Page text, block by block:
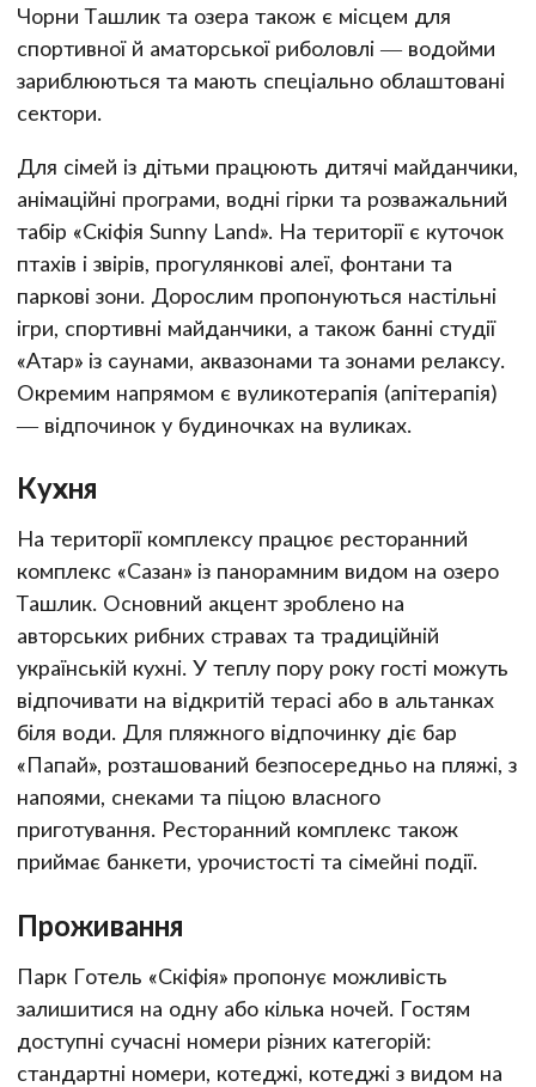
Чорни Ташлик та озера також є місцем для
спортивної й аматорської риболовлі — водойми
зариблюються та мають спеціально облаштовані
сектори.
Для сімей із дітьми працюють дитячі майданчики,
анімаційні програми, водні гірки та розважальний
табір «Скіфія Sunny Land». На території є куточок
птахів і звірів, прогулянкові алеї, фонтани та
паркові зони. Дорослим пропонуються настільні
ігри, спортивні майданчики, а також банні студії
«Атар» із саунами, аквазонами та зонами релаксу.
Окремим напрямом є вуликотерапія (апітерапія)
— відпочинок у будиночках на вуликах.
Кухня
На території комплексу працює ресторанний
комплекс «Сазан» із панорамним видом на озеро
Ташлик. Основний акцент зроблено на
авторських рибних стравах та традиційній
українській кухні. У теплу пору року гості можуть
відпочивати на відкритій терасі або в альтанках
біля води. Для пляжного відпочинку діє бар
«Папай», розташований безпосередньо на пляжі, з
напоями, снеками та піцою власного
приготування. Ресторанний комплекс також
приймає банкети, урочистості та сімейні події.
Проживання
Парк Готель «Скіфія» пропонує можливість
залишитися на одну або кілька ночей. Гостям
доступні сучасні номери різних категорій:
стандартні номери, котеджі, котеджі з видом на